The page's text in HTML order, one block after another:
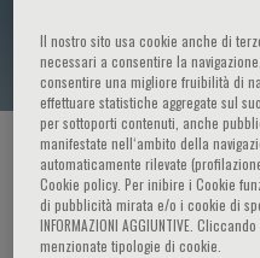
H. Kocic
HOME PAGE / CURSOS Y
Il nostro sito usa cookie anche di
necessari a consentire la
consentire una migliore fruibilità di
effettuare statistiche aggregate sul
per sottoporti contenuti, anche
manifestate nell‘ambito della
automaticamente rilevate
Cookie policy. Per inibire i Cookie
di pubblicità mirata e/o i cookie di
INFORMAZIONI AGGIUNTIVE.
menzionate tipologie di cookie.